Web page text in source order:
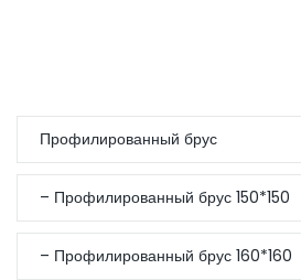
Профилированный брус
– Профилированный брус 150*150
– Профилированный брус 160*160